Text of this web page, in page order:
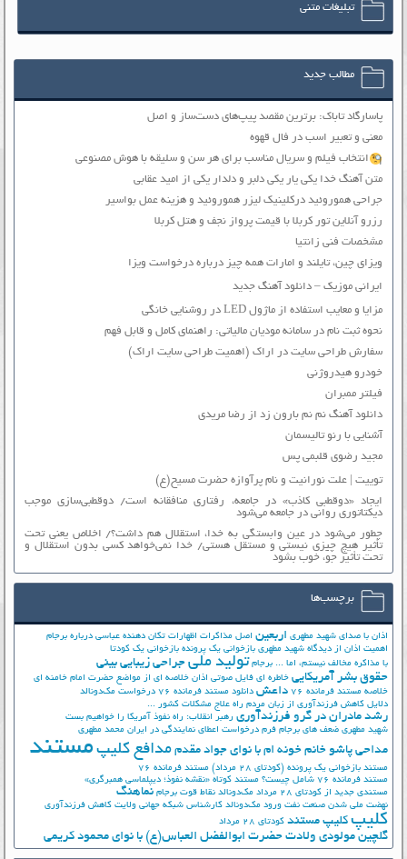
تبلیغات متنی
مطالب جدید
پاسارگاد تاباک: برترین مقصد پیپ‌های دست‌ساز و اصل
معنی و تعبیر اسب در فال قهوه
انتخاب فیلم و سریال مناسب برای هر سن و سلیقه با هوش مصنوعی
متن آهنگ خدا یکی یار یکی دلبر و دلدار یکی از امید عقابی
جراحی هموروئید درکلینیک لیزر هموروئید و هزینه عمل بواسیر
رزرو آنلاین تور کربلا با قیمت پرواز نجف و هتل کربلا
مشخصات فنی زانتیا
ویزای چین، تایلند و امارات همه چیز درباره درخواست ویزا
ایرانی موزیک – دانلود آهنگ جدید
مزایا و معایب استفاده از ماژول LED در روشنایی خانگی
نحوه ثبت نام در سامانه مودیان مالیاتی: راهنمای کامل و قابل فهم
سفارش طراحی سایت در اراک (اهمیت طراحی سایت اراک)
خودرو هیدروژنی
فیلتر ممبران
دانلود آهنگ نم نم بارون زد از رضا مریدی
آشنایی با رنو تالیسمان
مجید رضوی قلبمی پس
توییت | علت نورانیت و نام پرآوازه حضرت مسیح(ع)
ایجاد «دوقطبی کاذب» در جامعه، رفتاری منافقانه است/ دوقطبی‌سازی موجب
دیکتاتوری روانی در جامعه می‌شود
چطور می‌شود در عین وابستگی به خدا، استقلال هم داشت؟/ اخلاص یعنی تحت
تأثیر هیچ چیزی نیستی و مستقل هستی/ خدا نمی‌خواهد کسی بدون استقلال و
تحت تأثیر جوّ، خوب بشود
برچسب‌ها
اذان با صدای شهید مطهری اربعین اصل مذاکرات اظهارات تکان دهنده عباسی درباره برجام
اهمیت اذان از دیدگاه شهید مطهری بازخوانی یک پرونده بازخوانی یک کودتا
با مذاکره مخالف نیستم، اما ... برجام تولید ملی جراحی زیبایی بینی
حقوق بشر آمریکایی خاطره ای فایل صوتی اذان خلاصه ای از مواضع حضرت امام خامنه ای
خلاصه مستند فرمانده 76
داعش دانلود مستند فرمانده 76
درخواست مک‌دونالد
دلایل کاهش فرزندآوری از زبان مردم راه علاج مشکلات کشور ...
رشد مادران در گرو فرزندآوری رهبر انقلاب: راه نفوذ آمریکا را خواهیم بست
شهید مطهری ضعف های برجام فرم درخواست اعطای نمایندگی در ایران محمد مطهری
مداحی پاشو خانم خونه ام با نوای جواد مقدم مدافع کلیپ مستند
مستند بازخوانی یک پرونده (کودتای 28 مرداد)
مستند فرمانده 76
مستند فرمانده 76 شامل چیست؟
مستند کوتاه «نقشه نفوذ؛ دیپلماسی همبرگری»
مستندی جدید از کودتای 28 مرداد
مک‌دونالد نقاط قوت برجام نماهنگ
نهضت ملي شدن صنعت نفت ورود مک‌دونالد کارشناس شبکه جهانی ولایت کاهش فرزندآوری
کلیپ کلیپ مستند کودتای 28 مرداد
گلچین مولودی ولادت حضرت ابوالفضل العباس(ع) با نوای محمود کریمی